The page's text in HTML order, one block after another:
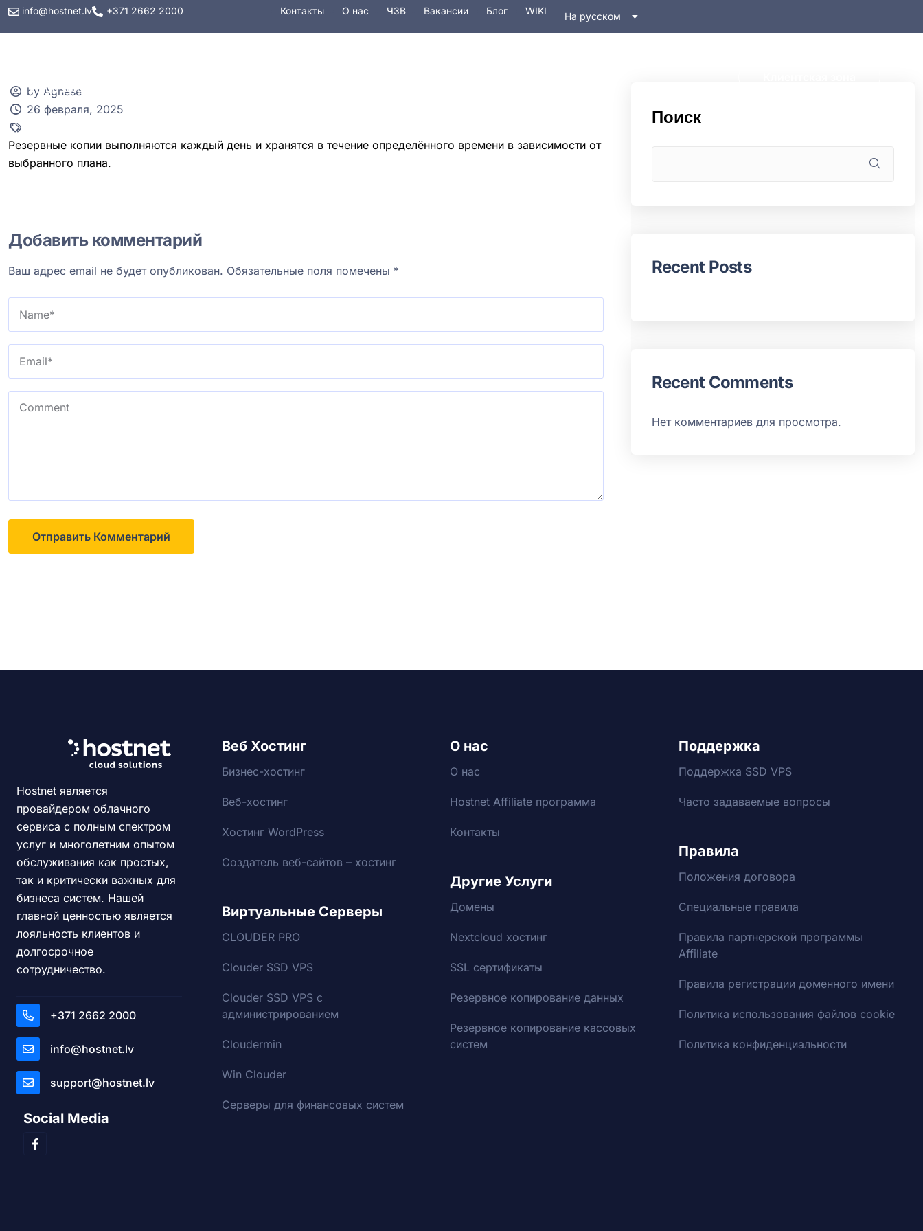
info@hostnet.lv +371 2662 2000 Контакты О наc ЧЗВ Вакансии Блог WIKI На русском
In English
by Agnese
26 февраля, 2025
Резервные копии выполняются каждый день и хранятся в течение определённого времени в зависимости от
выбранного плана.
Добавить комментарий
Ваш адрес email не будет опубликован. Обязательные поля помечены *
Поиск
Recent Posts
Recent Comments
Нет комментариев для просмотра.
Hostnet является
провайдером облачного
сервиса с полным спектром
услуг и многолетним опытом
обслуживания как простых,
так и критически важных для
бизнеса систем. Нашей
главной ценностью является
лояльность клиентов и
долгосрочное
сотрудничество.
+371 2662 2000
info@hostnet.lv
support@hostnet.lv
Social Media
Веб Хостинг
Бизнес-хостинг
Веб-хостинг
Хостинг WordPress
Создатель веб-сайтов – хостинг
Виртуальные Серверы
CLOUDER PRO
Clouder SSD VPS
Clouder SSD VPS с
администрированием
Cloudermin
Win Clouder
Серверы для финансовых систем
О нас
О нас
Hostnet Affiliate программа
Контакты
Другие Услуги
Домены
Nextcloud хостинг
SSL сертификаты
Резервное копирование данных
Резервное копирование кассовых
систем
Поддержка
Поддержка SSD VPS
Часто задаваемые вопросы
Правила
Положения договора
Специальные правила
Правила партнерской программы
Affiliate
Правила регистрации доменного имени
Политика использования файлов cookie
Политика конфиденциальности